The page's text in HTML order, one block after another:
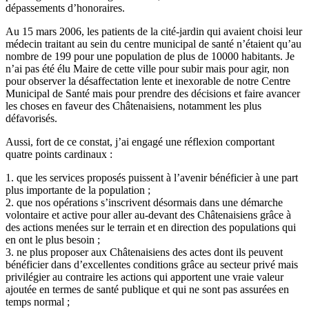
dépassements d’honoraires.
Au 15 mars 2006, les patients de la cité-jardin qui avaient choisi leur
médecin traitant au sein du centre municipal de santé n’étaient qu’au
nombre de 199 pour une population de plus de 10000 habitants. Je
n’ai pas été élu Maire de cette ville pour subir mais pour agir, non
pour observer la désaffectation lente et inexorable de notre Centre
Municipal de Santé mais pour prendre des décisions et faire avancer
les choses en faveur des Châtenaisiens, notamment les plus
défavorisés.
Aussi, fort de ce constat, j’ai engagé une réflexion comportant
quatre points cardinaux :
1. que les services proposés puissent à l’avenir bénéficier à une part
plus importante de la population ;
2. que nos opérations s’inscrivent désormais dans une démarche
volontaire et active pour aller au-devant des Châtenaisiens grâce à
des actions menées sur le terrain et en direction des populations qui
en ont le plus besoin ;
3. ne plus proposer aux Châtenaisiens des actes dont ils peuvent
bénéficier dans d’excellentes conditions grâce au secteur privé mais
privilégier au contraire les actions qui apportent une vraie valeur
ajoutée en termes de santé publique et qui ne sont pas assurées en
temps normal ;